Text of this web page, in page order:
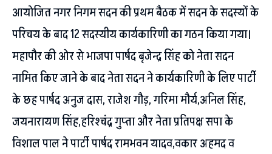
आयोजित नगर निगम सदन की प्रथम बैठक में सदन के सदस्यों के
परिचय के बाद 12 सदस्यीय कार्यकारिणी का गठन किया गया।
महापौर की ओर से भाजपा पार्षद बृजेन्द्र सिंह को नेता सदन
नामित किए जाने के बाद नेता सदन ने कार्यकारिणी के लिए पार्टी
के छह पार्षद अनुज दास, राजेश गौड़, गरिमा मौर्य,अनिल सिंह,
जयनारायण सिंह,हरिश्चंद्र गुप्ता और नेता प्रतिपक्ष सपा के
विशाल पाल ने पार्टी पार्षद रामभवन यादव,वकार अहमद व